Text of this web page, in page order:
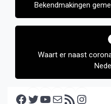
Bekendmakingen
Waart er naast
Facebook Twitter YouTube E-mail RSS feed